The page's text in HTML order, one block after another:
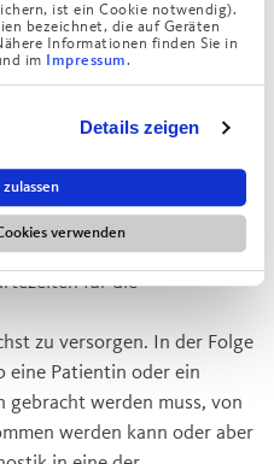
ist ein Cookie notwendig).
bezeichnet, die auf Geräten
Informationen finden Sie in
im Impressum.
Details zeigen
verwenden
Blutdruck und
hier ohne Zeitverlust
Zustands durch eine
in der Notaufnahme
für die
zu versorgen. In der Folge
eine Patientin oder ein
werden muss, von
werden kann oder aber